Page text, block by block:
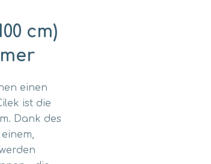
cm)
einen
ist die
Dank des